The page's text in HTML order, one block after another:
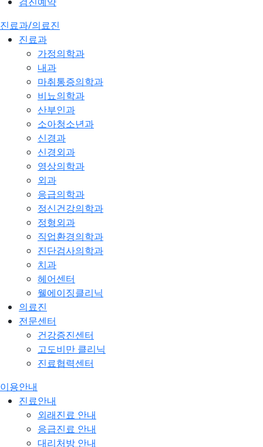
진료과/의료진
진료과
가정의학과
내과
마취통증의학과
비뇨의학과
산부인과
소아청소년과
신경과
신경외과
영상의학과
외과
응급의학과
정신건강의학과
정형외과
직업환경의학과
진단검사의학과
치과
헤어센터
웰에이징클리닉
의료진
전문센터
건강증진센터
고도비만 클리닉
진료협력센터
이용안내
진료안내
외래진료 안내
응급진료 안내
대리처방 안내